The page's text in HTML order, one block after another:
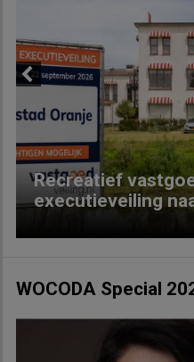
Recreatief
executieveiling
WOCODA Special